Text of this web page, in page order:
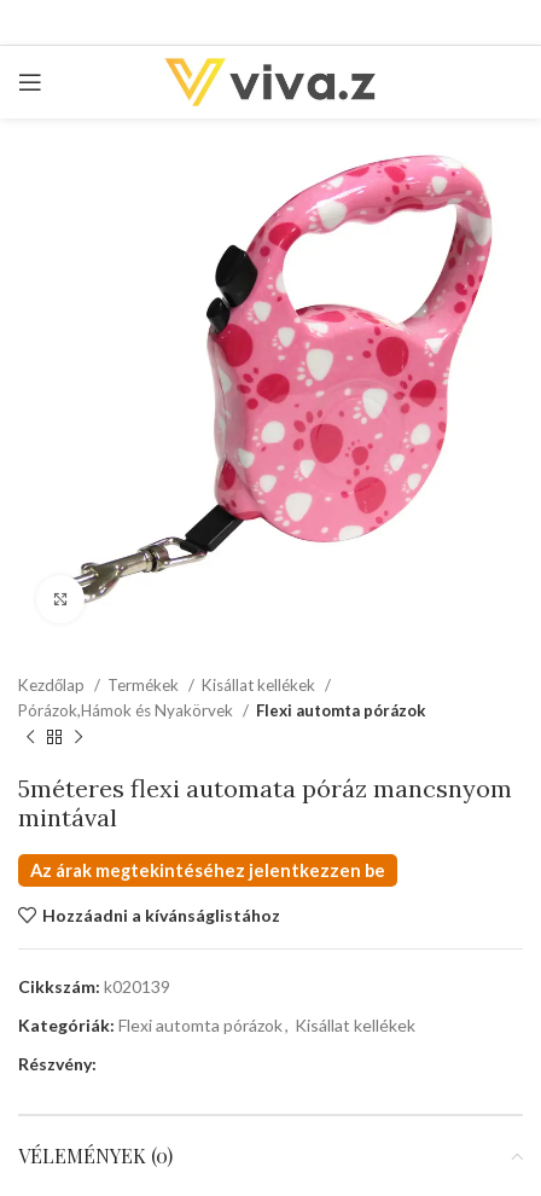
kattints a kinagyításhoz
Kezdőlap Termékek
Kisállat kellékek
Pórázok,Hámok és Nyakörvek
Flexi automta pórázok
5méteres flexi automata póráz mancsnyom
mintával
Az árak megtekintéséhez jelentkezzen be
Hozzáadni a kívánságlistához
Cikkszám: k020139
Kategóriák: Flexi automta pórázok, Kisállat kellékek
Részvény:
VÉLEMÉNYEK (0)